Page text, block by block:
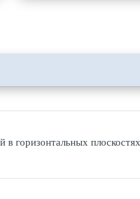
горизонтальных